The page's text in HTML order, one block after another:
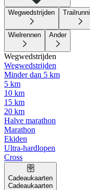
Wegwedstrijden
Wielrennen Ander
Wegwedstrijden
Wegwedstrijden
Minder dan 5 km
5 km
10 km
15 km
20 km
Halve marathon
Marathon
Ekiden
Ultra-hardlopen
Cross
Cadeaukaarten
Cadeaukaarten